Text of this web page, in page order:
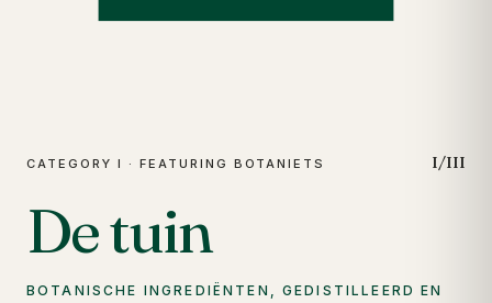
CATEGORY I · FEATURING BOTANIETS I/III
De tuin
BOTANISCHE INGREDIËNTEN, GEDISTILLEERD EN